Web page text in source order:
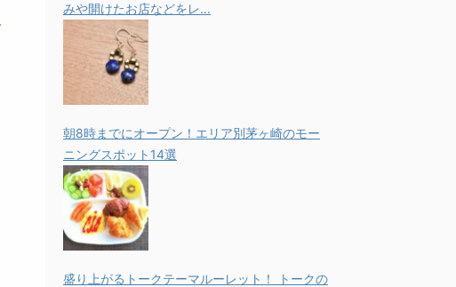
みや開けたお店などをレ...
朝8時までにオープン！エリア別茅ヶ崎のモー
ニングスポット14選
盛り上がるトークテーマルーレット！ トークの